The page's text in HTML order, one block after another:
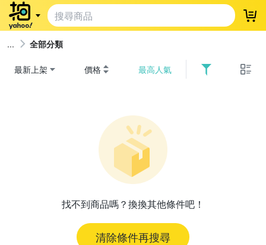
登
全部分類
最新上架 價格 最高人氣
找不到商品嗎？換換其他條件吧！
清除條件再搜尋